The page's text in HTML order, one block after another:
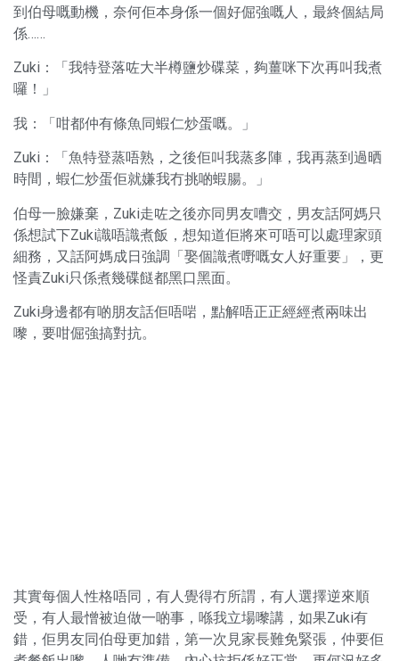
到伯母嘅動機，奈何佢本身係一個好倔強嘅人，最終個結局
係……
Zuki：「我特登落咗大半樽鹽炒碟菜，夠薑咪下次再叫我煮
囉！」
我：「咁都仲有條魚同蝦仁炒蛋嘅。」
Zuki：「魚特登蒸唔熟，之後佢叫我蒸多陣，我再蒸到過晒
時間，蝦仁炒蛋佢就嫌我冇挑啲蝦腸。」
伯母一臉嫌棄，Zuki走咗之後亦同男友嘈交，男友話阿媽只
係想試下Zuki識唔識煮飯，想知道佢將來可唔可以處理家頭
細務，又話阿媽成日強調「娶個識煮嘢嘅女人好重要」，更
怪責Zuki只係煮幾碟餸都黑口黑面。
Zuki身邊都有啲朋友話佢唔啱，點解唔正正經經煮兩味出
嚟，要咁倔強搞對抗。
其實每個人性格唔同，有人覺得冇所謂，有人選擇逆來順
受，有人最憎被迫做一啲事，喺我立場嚟講，如果Zuki有
錯，佢男友同伯母更加錯，第一次見家長難免緊張，仲要佢